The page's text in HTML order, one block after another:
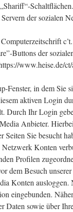
der sozialen
Buttons der
www.heise.de/
Fenster, in dem Sie
aktiven Login
Durch Ihr Login
Anbieter.
Seiten Sie besucht
Konten
Profilen
dem Besuch
Konten ausloggen.
eingebunden.
sowie über